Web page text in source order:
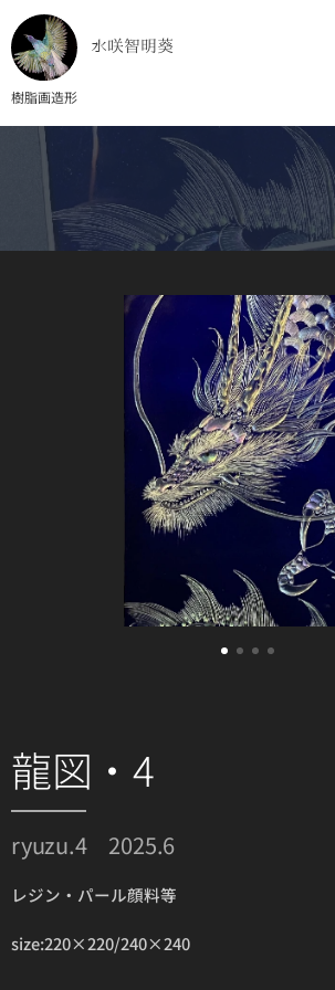
水咲智明葵
樹脂画造形
龍図・4
ryuzu.4 2025.6
レジン・パール顔料等
size:220×220/240×240